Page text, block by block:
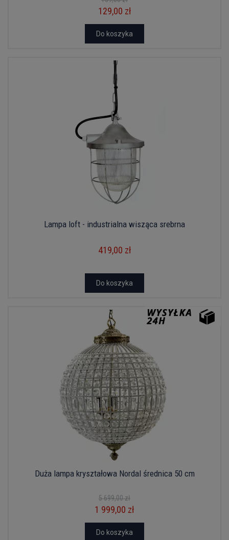
129,00 zł
Do koszyka
Lampa loft - industrialna wisząca srebrna
419,00 zł
Do koszyka
Duża lampa kryształowa Nordal średnica 50 cm
5 699,00 zł
1 999,00 zł
Do koszyka